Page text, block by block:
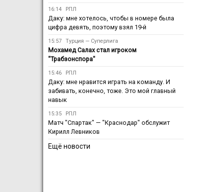
16:14 РПЛ
Даку: мне хотелось, чтобы в номере была
цифра девять, поэтому взял 19-й
15:57 Турция — Суперлига
Мохамед Салах стал игроком
"Трабзонспора"
15:46 РПЛ
Даку: мне нравится играть на команду. И
забивать, конечно, тоже. Это мой главный
навык
15:35 РПЛ
Матч "Спартак" — "Краснодар" обслужит
Кирилл Левников
Ещё новости